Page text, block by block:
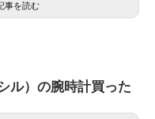
事を読む
ル）の腕時計買った